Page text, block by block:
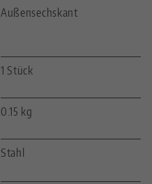
Außensechskant
1 Stück
0.15 kg
Stahl